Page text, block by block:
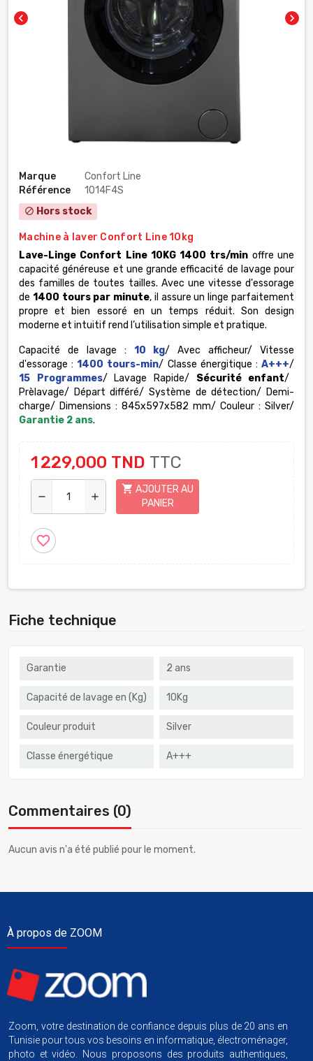
chevron_left chevron_right
Marque
Confort Line
Référence
1014F4S
block Hors stock
Machine à laver Confort Line 10kg
Lave-Linge Confort Line 10KG 1400 trs/min offre une
capacité généreuse et une grande efficacité de lavage pour
des familles de toutes tailles. Avec une vitesse d'essorage
de 1400 tours par minute, il assure un linge parfaitement
propre et bien essoré en un temps réduit. Son design
moderne et intuitif rend l’utilisation simple et pratique.
Capacité de lavage : 10 kg/ Avec afficheur/ Vitesse
d'essorage :1400 tours-min/ Classe énergitique :A+++/
15 Programmes/ Lavage Rapide/ Sécurité enfant/
Prèlavage/ Départ différé/ Système de détection/ Demi-
charge/ Dimensions : 845x597x582 mm/ Couleur : Silver/
Garantie 2 ans.
1 229,000 TND TTC
remove add
shopping_cart AJOUTER AU
PANIER
favorite_border
Fiche technique
Garantie 2 ans
Capacité de lavage en (Kg) 10Kg
Couleur produit Silver
Classe énergétique A+++
Commentaires (0)
Aucun avis n'a été publié pour le moment.
À propos de ZOOM
Zoom, votre destination de confiance depuis plus de 20 ans en
Tunisie pour tous vos besoins en informatique, électroménager,
photo et vidéo. Nous proposons des produits authentiques,